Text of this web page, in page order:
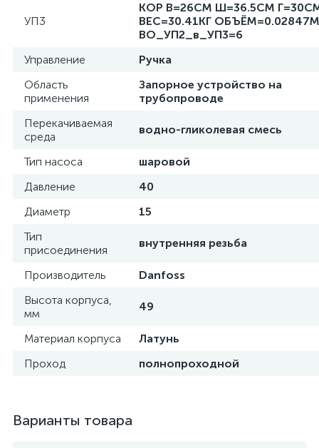
УП3
КОР В=26СМ Ш=36.5СМ
ВЕС=30.41КГ
ВО_УП2_в_УП3=6
Управление
Ручка
Область
применения
Запорное устройство на
трубопроводе
Перекачиваемая
среда
водно-гликолевая смесь
Тип насоса
шаровой
Давление
40
Диаметр
15
Тип
присоединения
внутренняя резьба
Производитель
Danfoss
Высота корпуса,
мм
49
Материал корпуса
Латунь
Проход
полнопроходной
Варианты товара